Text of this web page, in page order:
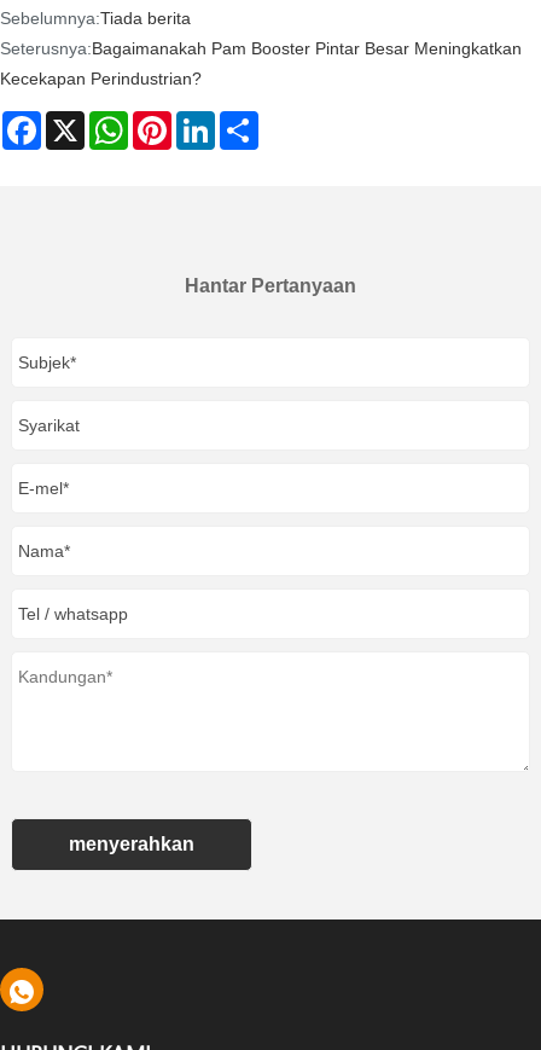
Sebelumnya:Tiada berita
Seterusnya:Bagaimanakah Pam Booster Pintar Besar Meningkatkan
Kecekapan Perindustrian?
Facebook
X WhatsAppPinterestLinkedIn
Hantar Pertanyaan
menyerahkan